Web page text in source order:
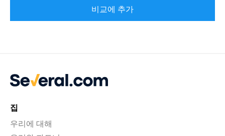
비교에 추가
집
우리에 대해